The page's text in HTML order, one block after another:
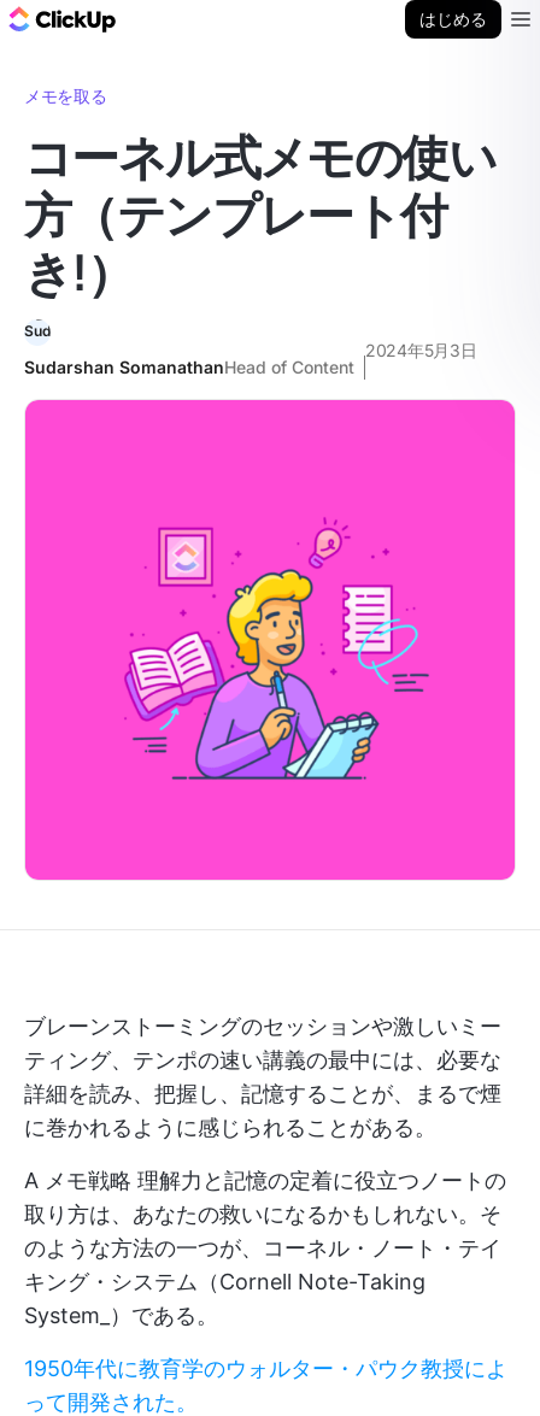
はじめる
メモを取る
コーネル式メモの使い
方（テンプレート付
き!）
Sudarshan SomanathanHead of Content
2024年5月3日
ブレーンストーミングのセッションや激しいミー
ティング、テンポの速い講義の最中には、必要な
詳細を読み、把握し、記憶することが、まるで煙
に巻かれるように感じられることがある。
A メモ戦略 理解力と記憶の定着に役立つノートの
取り方は、あなたの救いになるかもしれない。そ
のような方法の一つが、コーネル・ノート・テイ
キング・システム（Cornell Note-Taking
System_）である。
1950年代に教育学のウォルター・パウク教授によ
って開発された。